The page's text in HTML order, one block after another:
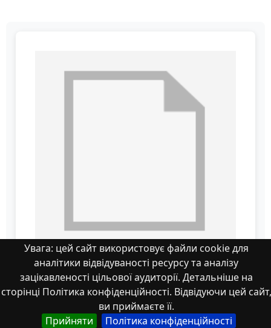
Увага: цей сайт використовує файли cookie для
аналітики відвідуваності ресурсу та аналізу
зацікавленості цільової аудиторії. Детальніше на
сторінці Політика конфіденційності. Відвідуючи цей сайт,
ви приймаєте її.
Прийняти
Політика конфіденційності
Волошко ЛБ июнь 2020